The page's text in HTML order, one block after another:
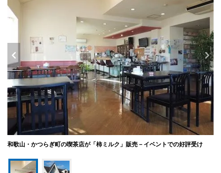
和歌山・かつらぎ町の喫茶店が「柿ミルク」販売－イベントでの好評受け